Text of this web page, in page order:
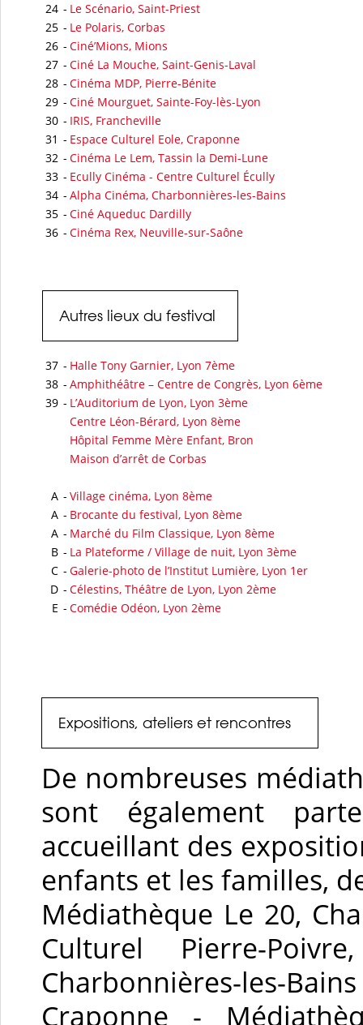
24 - Le Scénario, Saint-Priest
25 - Le Polaris, Corbas
26 - Ciné’Mions, Mions
27 - Ciné La Mouche, Saint-Genis-Laval
28 - Cinéma MDP, Pierre-Bénite
29 - Ciné Mourguet, Sainte-Foy-lès-Lyon
30 - IRIS, Francheville
31 - Espace Culturel Eole, Craponne
32 - Cinéma Le Lem, Tassin la Demi-Lune
33 - Ecully Cinéma - Centre Culturel Écully
34 - Alpha Cinéma, Charbonnières-les-Bains
35 - Ciné Aqueduc Dardilly
36 - Cinéma Rex, Neuville-sur-Saône
Autres lieux du festival
37 - Halle Tony Garnier, Lyon 7ème
38 - Amphithéâtre – Centre de Congrès, Lyon 6ème
39 - L’Auditorium de Lyon, Lyon 3ème
Centre Léon-Bérard, Lyon 8ème
Hôpital Femme Mère Enfant, Bron
Maison d’arrêt de Corbas
A - Village cinéma, Lyon 8ème
A - Brocante du festival, Lyon 8ème
A - Marché du Film Classique, Lyon 8ème
B - La Plateforme / Village de nuit, Lyon 3ème
C - Galerie-photo de l’Institut Lumière, Lyon 1er
D - Célestins, Théâtre de Lyon, Lyon 2ème
E - Comédie Odéon, Lyon 2ème
Expositions, ateliers et rencontres
De nombreuses
sont également
accueillant des
enfants et les familles,
Médiathèque Le 20,
Culturel Pierre-
Charbonnières-les-
Craponne -